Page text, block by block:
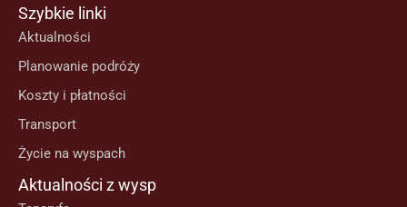
Szybkie linki
Aktualności
Planowanie podróży
Koszty i płatności
Transport
Życie na wyspach
Aktualności z wysp